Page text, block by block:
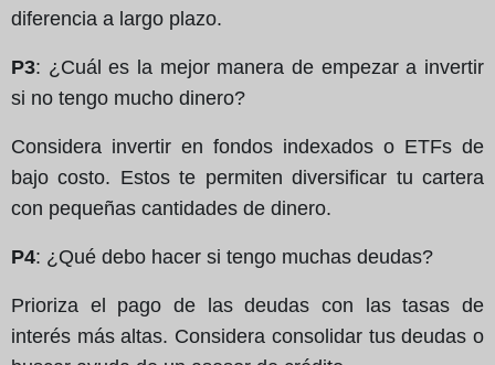
diferencia a largo plazo.
P3: ¿Cuál es la mejor manera de empezar a invertir
si no tengo mucho dinero?
Considera invertir en fondos indexados o ETFs de
bajo costo. Estos te permiten diversificar tu cartera
con pequeñas cantidades de dinero.
P4: ¿Qué debo hacer si tengo muchas deudas?
Prioriza el pago de las deudas con las tasas de
interés más altas. Considera consolidar tus deudas o